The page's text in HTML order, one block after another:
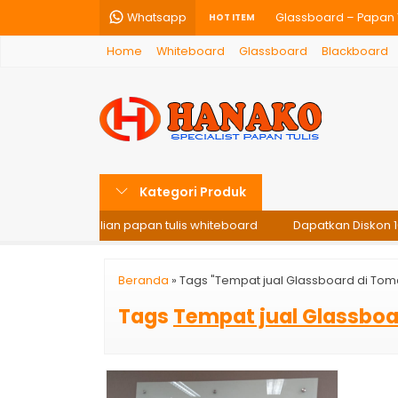
Whatsapp HOT ITEM Glassboard – Papan
Papan Tulis Kaca
Papan Tulis Kaca
Papan Tulis
Home Whiteboard Glassboard Blackboard
Kategori Produk
setiap pembelian papan tulis whiteboard Dapatkan Diskon
Beranda » Tags "Tempat jual Glassboard di
Tags Tempat jual